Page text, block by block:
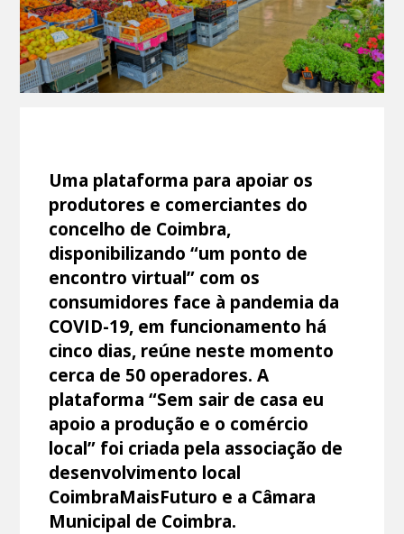
Uma plataforma para apoiar os
produtores e comerciantes do
concelho de Coimbra,
disponibilizando “um ponto de
encontro virtual” com os
consumidores face à pandemia da
COVID-19, em funcionamento há
cinco dias, reúne neste momento
cerca de 50 operadores. A
plataforma “Sem sair de casa eu
apoio a produção e o comércio
local” foi criada pela associação de
desenvolvimento local
CoimbraMaisFuturo e a Câmara
Municipal de Coimbra.